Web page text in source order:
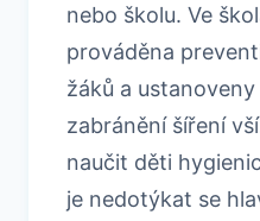
nebo školu. Ve
prováděna
žáků a
zabránění šíření
naučit děti
je nedotýkat se